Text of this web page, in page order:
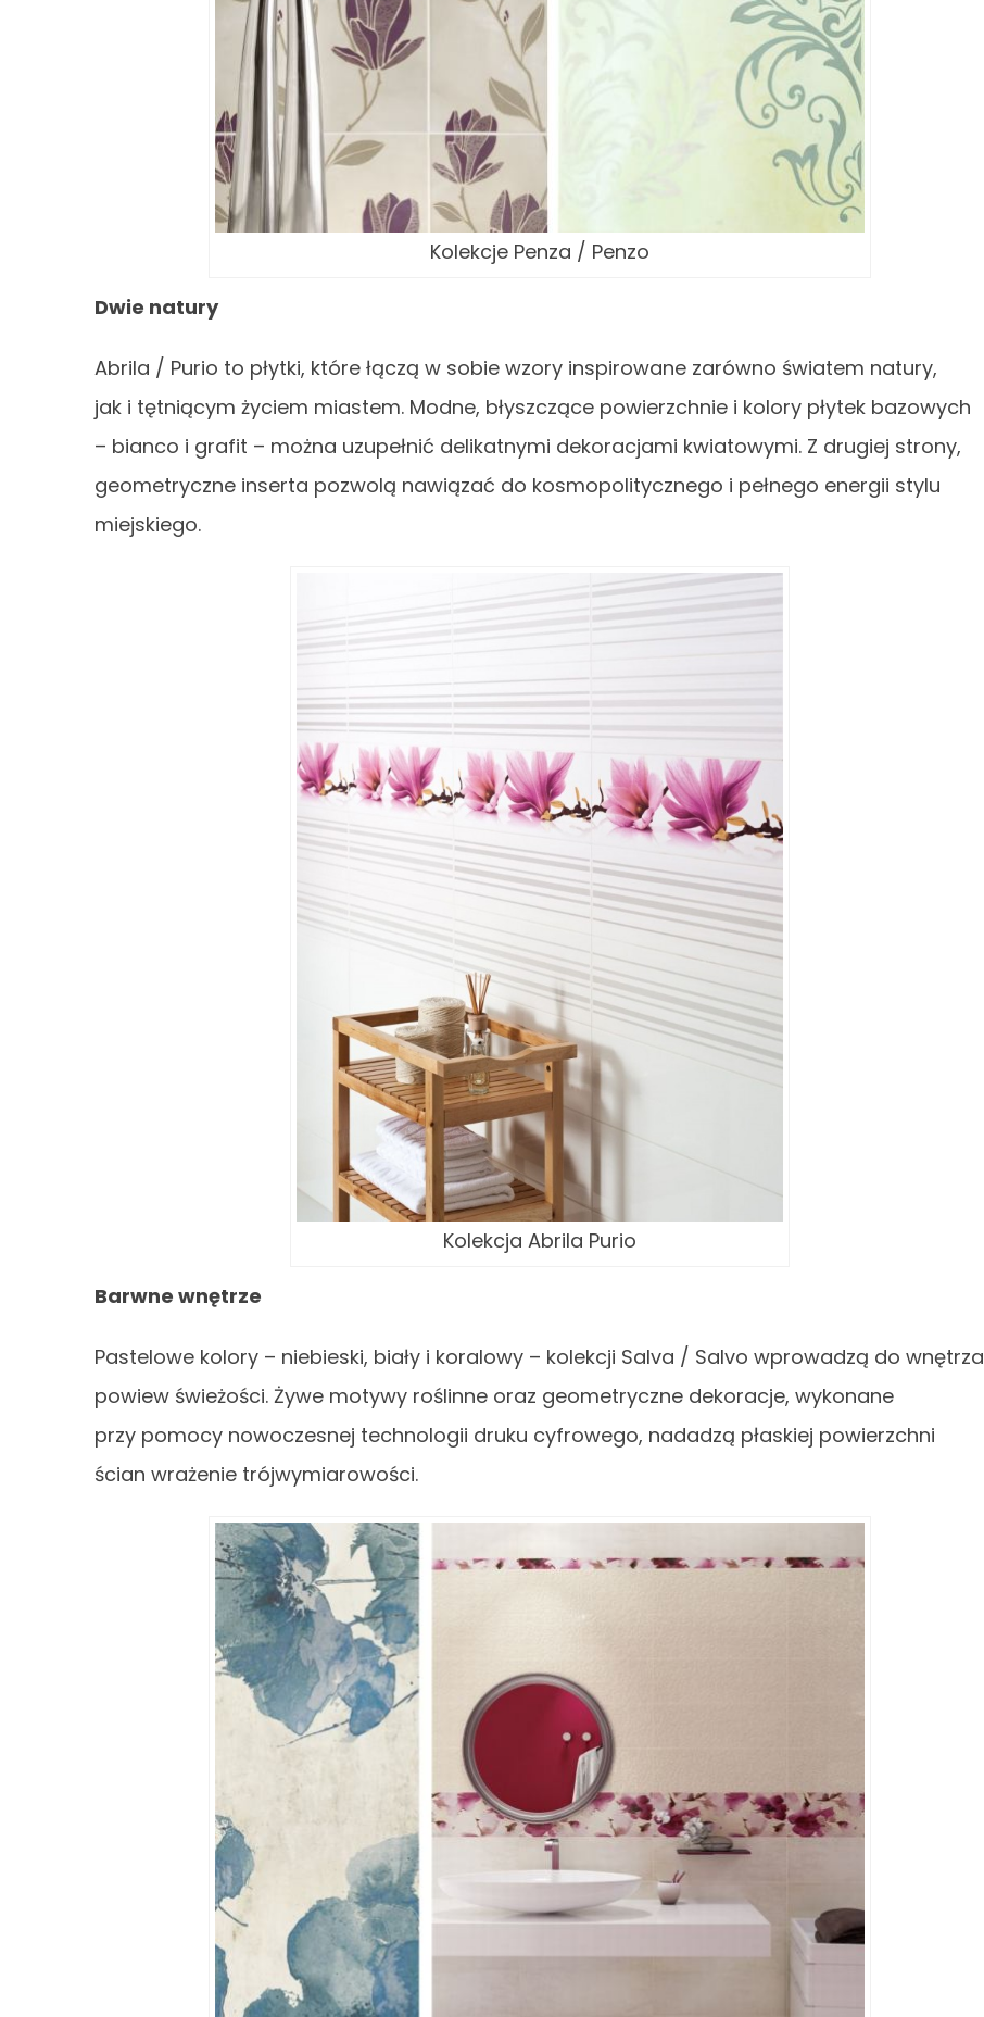
Kolekcje Penza / Penzo
Dwie natury
Abrila / Purio to płytki, które łączą w sobie wzory inspirowane zarówno światem natury,
jak i tętniącym życiem miastem. Modne, błyszczące powierzchnie i kolory płytek bazowych
– bianco i grafit – można uzupełnić delikatnymi dekoracjami kwiatowymi. Z drugiej strony,
geometryczne inserta pozwolą nawiązać do kosmopolitycznego i pełnego energii stylu
miejskiego.
Kolekcja Abrila Purio
Barwne wnętrze
Pastelowe kolory – niebieski, biały i koralowy – kolekcji Salva / Salvo wprowadzą do wnętrza
powiew świeżości. Żywe motywy roślinne oraz geometryczne dekoracje, wykonane
przy pomocy nowoczesnej technologii druku cyfrowego, nadadzą płaskiej powierzchni
ścian wrażenie trójwymiarowości.